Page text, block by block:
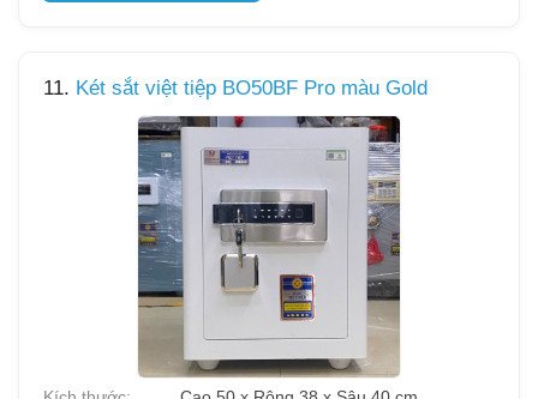
11. Két sắt việt tiệp BO50BF Pro màu Gold